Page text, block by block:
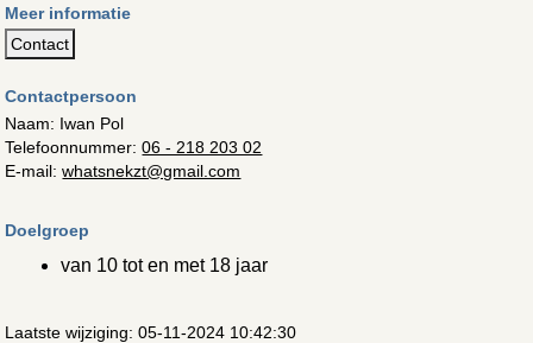
Meer informatie
Contact
Contactpersoon
Naam: Iwan Pol
Telefoonnummer:06 - 218 203 02
E-mail:whatsnekzt@gmail.com
Doelgroep
van 10 tot en met 18 jaar
Laatste wijziging: 05-11-2024 10:42:30